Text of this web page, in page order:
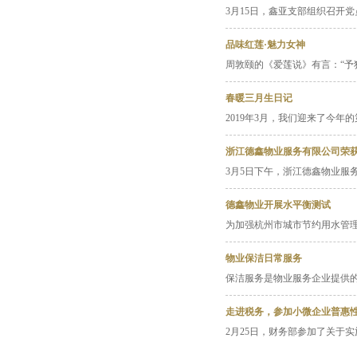
3月15日，鑫亚支部组织召开
品味红莲·魅力女神
周敦颐的《爱莲说》有言：“
春暖三月生日记
2019年3月，我们迎来了今年
浙江德鑫物业服务有限公司荣
3月5日下午，浙江德鑫物业
德鑫物业开展水平衡测试
为加强杭州市城市节约用水
物业保洁日常服务
保洁服务是物业服务企业提
走进税务，参加小微企业普惠
2月25日，财务部参加了关于